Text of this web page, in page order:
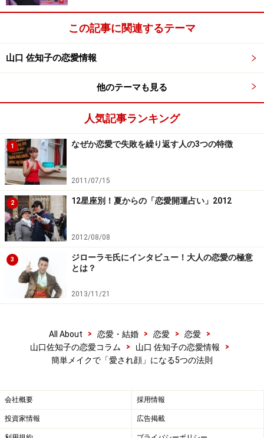
■「愛され顔」をつくる5つのポイント
１．恋が逃げていく“干からび女子”にならない美肌対策
２．ココを隠せば恋愛成就“エイジレスな女”に見える
３．男子吸引力No.1は、やっぱり“目ヂカラ”
４．恋愛力UPのピンクをふんわり纏う
次に、それぞれのポイントを具体的にみていきましょ
う！
>>ビックリするほどファンデのノリが変わるテクとは？
※記事内容は執筆時点のものです。最新の内容をご確認くださ
い。
この記事に関連するテーマ
山口 佐知子の恋愛情報
他のテーマも見る
人気記事ランキング
1 なぜか恋愛で失敗を繰り返す人の3つの特徴
2011/07/15
2 12星座別！夏からの「恋愛開運占い」2012
2012/08/08
3
ジローラモ氏にインタビュー！大人の恋愛の極意
とは？
2013/11/21
All About > 恋愛・結婚 > 恋愛 > 恋愛
>
山口佐知子の恋愛コラム
> 山口 佐知子の恋愛情報
>
簡単メイクで「愛され顔」になる5つの法則
会社概要 採用情報
投資家情報 広告掲載